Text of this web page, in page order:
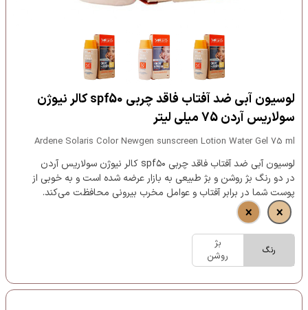
لوسیون آبی ضد آفتاب فاقد چربی spf50 کالر نیوژن
سولاریس آردن 75 میلی لیتر
Ardene Solaris Color Newgen sunscreen Lotion Water Gel 75 ml
لوسیون آبی ضد آفتاب فاقد چربی spf۵۰ کالر نیوژن سولاریس آردن
در دو رنگ بژ روشن و بژ طبیعی به بازار عرضه شده است و به خوبی از
پوست شما در برابر آفتاب و عوامل مخرب بیرونی محافظت می‌کند.
رنگ
بژ
روشن